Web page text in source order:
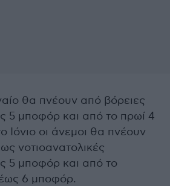
θα πνέουν από βόρειες
5 μποφόρ και από το πρωί 4
οι άνεμοι θα πνέουν
νοτιοανατολικές
5 μποφόρ και από το
6 μποφόρ.